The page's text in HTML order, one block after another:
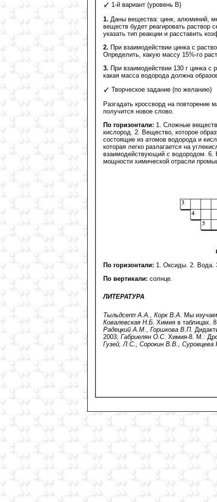
1-й вариант (уровень В)
1. Даны вещества: цинк, алюминий,
веществ будет реагировать раствор
указать тип реакции и расставить
2. При взаимодействии цинка с
Определить, какую массу 15%-го
3. При взаимодействии 130 г цинка
какая масса водорода должна
Творческое задание (по желанию)
Разгадать кроссворд на повторение
получится новое слово.
По горизонтали: 1. Сложные
кислород. 2. Вещество, которое
состоящие из атомов водорода и
которая легко разлагается на
взаимодействующий с водородом. 6.
мощности химической отрасли
По горизонтали: 1. Оксиды. 2. Вода.
По вертикали: солнце.
ЛИТЕРАТУРА
Тыльдсепп А.А., Корк В.А . Мы
Ковалевская Н.Б . Химия в таблицах.
Радецкий А.М
Горшкова В.П.
2003; Габриелян О.С. Химия-8. М.:
Гузей, Л.С., Сорокин В.В.,
Суровцева